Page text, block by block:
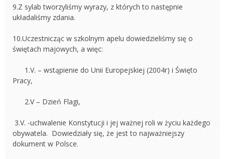
9.Z sylab tworzyliśmy wyrazy, z których to następnie
układaliśmy zdania.
10.Uczestnicząc w szkolnym apelu dowiedzieliśmy się o
świętach majowych, a więc:
1.V. – wstąpienie do Unii Europejskiej (2004r) i Święto
Pracy,
2.V – Dzień Flagi,
3.V. -uchwalenie Konstytucji i jej ważnej roli w życiu każdego
obywatela. Dowiedziały się, że jest to najważniejszy
dokument w Polsce.